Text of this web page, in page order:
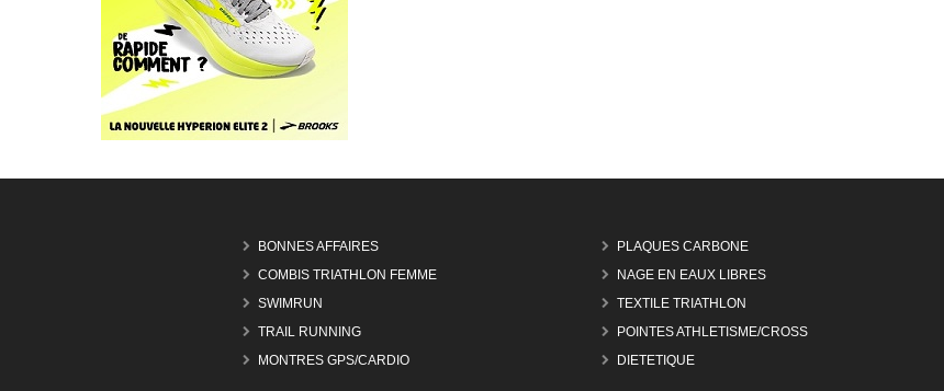
BONNES AFFAIRES PLAQUES CARBONE
COMBIS TRIATHLON FEMME
NAGE EN EAUX LIBRES
SWIMRUN
TEXTILE TRIATHLON
TRAIL RUNNING
POINTES ATHLETISME/CROSS
MONTRES GPS/CARDIO
DIETETIQUE